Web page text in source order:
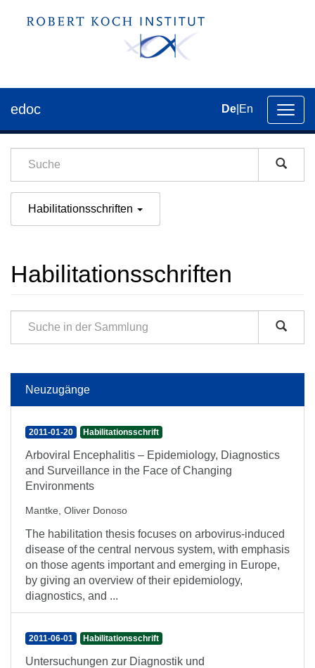
der
edoc De En
Habilitationsschriften
Habilitationsschriften
Neuzugänge
2011-01-20 Habilitationsschrift
Arboviral Encephalitis – Epidemiology, Diagnostics
and Surveillance in the Face of Changing
Environments
Mantke, Oliver Donoso
The habilitation thesis focuses on arbovirus-induced
disease of the central nervous system, with emphasis
on those agents important and emerging in Europe,
by giving an overview of their epidemiology,
diagnostics, and ...
2011-06-01 Habilitationsschrift
Untersuchungen zur Diagnostik und